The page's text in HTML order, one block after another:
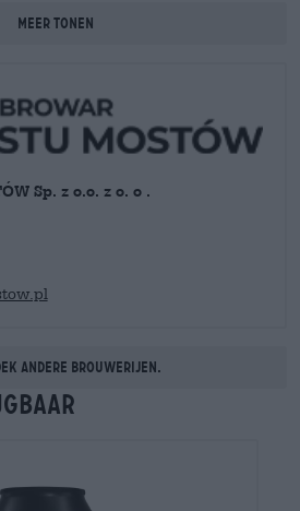
te herdefiniëren en te combineren
van de brouwapparatuur.
Meer tonen
Sp. z o.o. z o. o .
andere brouwerijen.